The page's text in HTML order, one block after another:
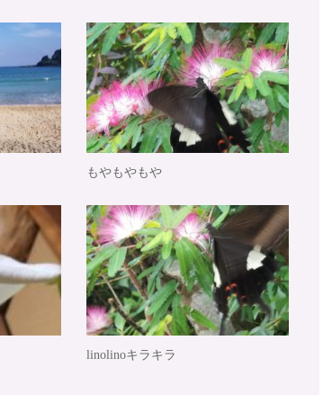
もやもやもや
linolinoキラキラ